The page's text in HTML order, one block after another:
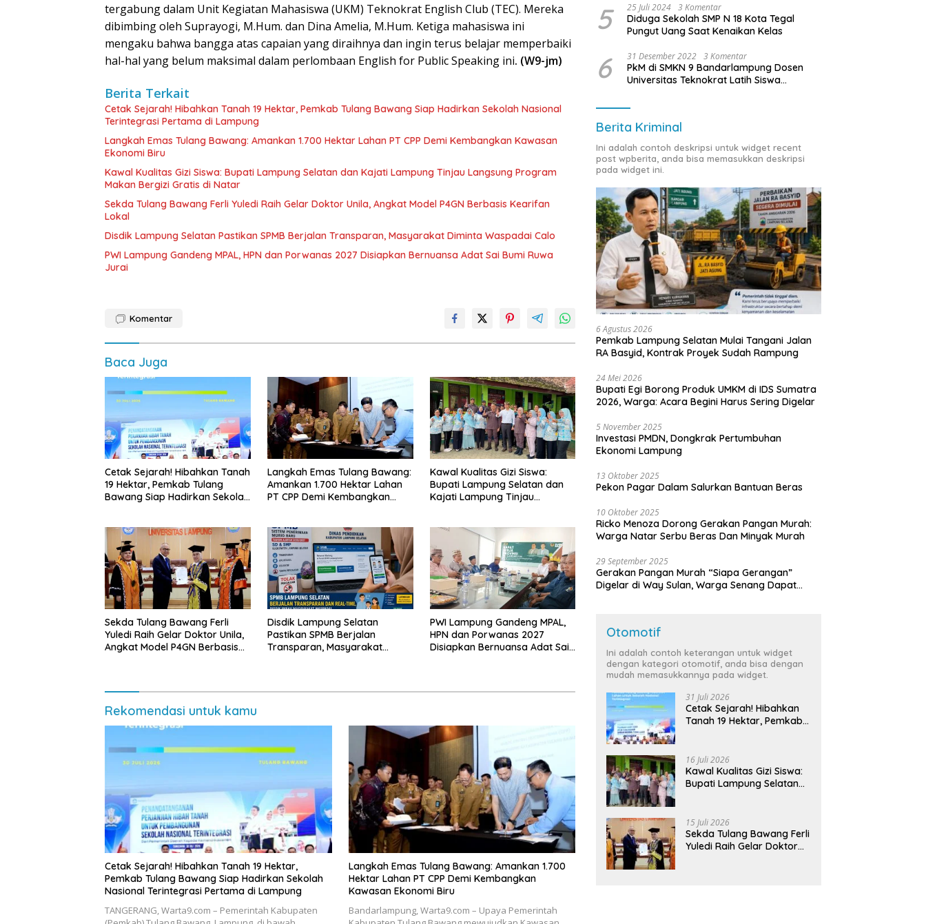
tergabung dalam Unit Kegiatan Mahasiswa (UKM) Teknokrat English Club (TEC). Mereka
dibimbing oleh Suprayogi, M.Hum. dan Dina Amelia, M.Hum. Ketiga mahasiswa ini
mengaku bahwa bangga atas capaian yang diraihnya dan ingin terus belajar memperbaiki
hal-hal yang belum maksimal dalam perlombaan English for Public Speaking ini. (W9-jm)
Berita Terkait
Cetak Sejarah! Hibahkan Tanah 19 Hektar, Pemkab Tulang Bawang Siap Hadirkan Sekolah Nasional
Terintegrasi Pertama di Lampung
Langkah Emas Tulang Bawang: Amankan 1.700 Hektar Lahan PT CPP Demi Kembangkan Kawasan
Ekonomi Biru
Kawal Kualitas Gizi Siswa: Bupati Lampung Selatan dan Kajati Lampung Tinjau Langsung Program
Makan Bergizi Gratis di Natar
Sekda Tulang Bawang Ferli Yuledi Raih Gelar Doktor Unila, Angkat Model P4GN Berbasis Kearifan
Lokal
Disdik Lampung Selatan Pastikan SPMB Berjalan Transparan, Masyarakat Diminta Waspadai Calo
PWI Lampung Gandeng MPAL, HPN dan Porwanas 2027 Disiapkan Bernuansa Adat Sai Bumi Ruwa
Jurai
Komentar
Baca Juga
Cetak Sejarah! Hibahkan Tanah
19 Hektar, Pemkab Tulang
Bawang Siap Hadirkan Sekolah
Langkah Emas Tulang Bawang:
Amankan 1.700 Hektar Lahan
PT CPP Demi Kembangkan
Kawal Kualitas Gizi Siswa:
Bupati Lampung Selatan dan
Kajati Lampung Tinjau
Sekda Tulang Bawang Ferli
Yuledi Raih Gelar Doktor Unila,
Angkat Model P4GN Berbasis
Disdik Lampung Selatan
Pastikan SPMB Berjalan
Transparan, Masyarakat
PWI Lampung Gandeng MPAL,
HPN dan Porwanas 2027
Disiapkan Bernuansa Adat Sai
Rekomendasi untuk kamu
Cetak Sejarah! Hibahkan Tanah 19 Hektar,
Pemkab Tulang Bawang Siap Hadirkan Sekolah
Nasional Terintegrasi Pertama di Lampung
​TANGERANG, Warta9.com – Pemerintah Kabupaten
Langkah Emas Tulang Bawang: Amankan 1.700
Hektar Lahan PT CPP Demi Kembangkan
Kawasan Ekonomi Biru
Bandarlampung, Warta9.com – Upaya Pemerintah
Dibayar
5 25 Juli 2024 3 Komentar
Diduga Sekolah SMP N 18 Kota Tegal
Pungut Uang Saat Kenaikan Kelas
6 31 Desember 2022 3 Komentar
PkM di SMKN 9 Bandarlampung Dosen
Universitas Teknokrat Latih Siswa
Berita Kriminal
Ini adalah contoh deskripsi untuk widget recent
post wpberita, anda bisa memasukkan deskripsi
pada widget ini.
6 Agustus 2026
Pemkab Lampung Selatan Mulai Tangani Jalan
RA Basyid, Kontrak Proyek Sudah Rampung
24 Mei 2026
Bupati Egi Borong Produk UMKM di IDS Sumatra
2026, Warga: Acara Begini Harus Sering Digelar
5 November 2025
Investasi PMDN, Dongkrak Pertumbuhan
Ekonomi Lampung
13 Oktober 2025
Pekon Pagar Dalam Salurkan Bantuan Beras
10 Oktober 2025
Ricko Menoza Dorong Gerakan Pangan Murah:
Warga Natar Serbu Beras Dan Minyak Murah
29 September 2025
Gerakan Pangan Murah “Siapa Gerangan”
Digelar di Way Sulan, Warga Senang Dapat
Otomotif
Ini adalah contoh keterangan untuk widget
dengan kategori otomotif, anda bisa dengan
mudah memasukkannya pada widget.
31 Juli 2026
Cetak Sejarah! Hibahkan
Tanah 19 Hektar, Pemkab
Terintegrasi Pertama di
Lampung
16 Juli 2026
Kawal Kualitas Gizi Siswa:
Bupati Lampung Selatan
Bergizi Gratis di Natar
15 Juli 2026
Sekda Tulang Bawang Ferli
Yuledi Raih Gelar Doktor